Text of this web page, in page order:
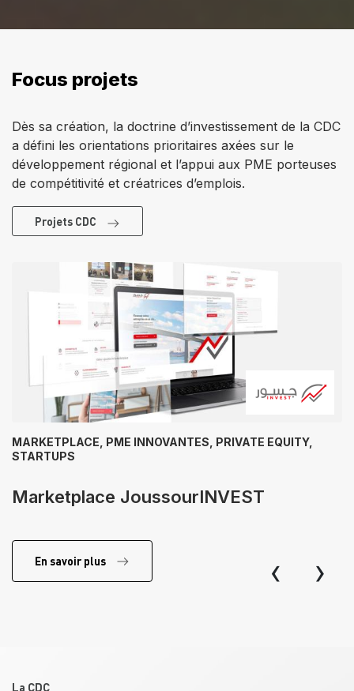
Focus projets
Dès sa création, la doctrine d’investissement de la CDC
a défini les orientations prioritaires axées sur le
développement régional et l’appui aux PME porteuses
de compétitivité et créatrices d’emplois.
Projets CDC
MARKETPLACE, PME INNOVANTES, PRIVATE EQUITY,
STARTUPS
Marketplace JoussourINVEST
En savoir plus ‹ ›
La CDC